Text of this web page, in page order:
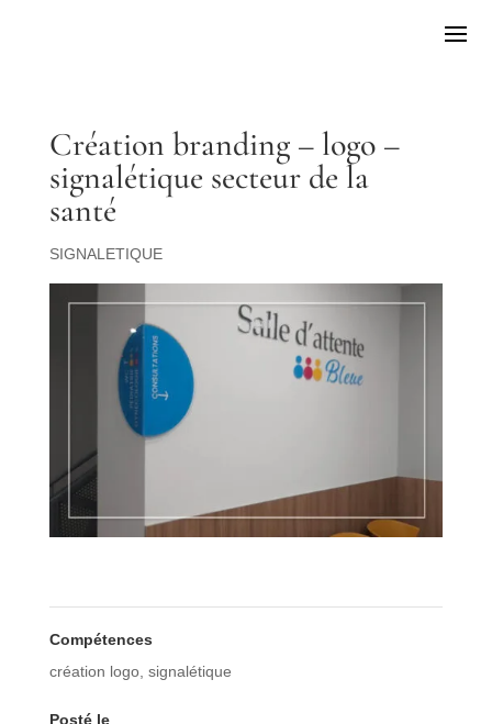
Création branding – logo –
signalétique secteur de la
santé
SIGNALETIQUE
Compétences
création logo, signalétique
Posté le